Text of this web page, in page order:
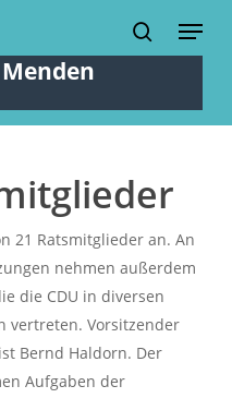
search
Menu
21 Ratsmitglieder an. An
nehmen außerdem
die CDU in diversen
vertreten. Vorsitzender
Bernd Haldorn. Der
Aufgaben der